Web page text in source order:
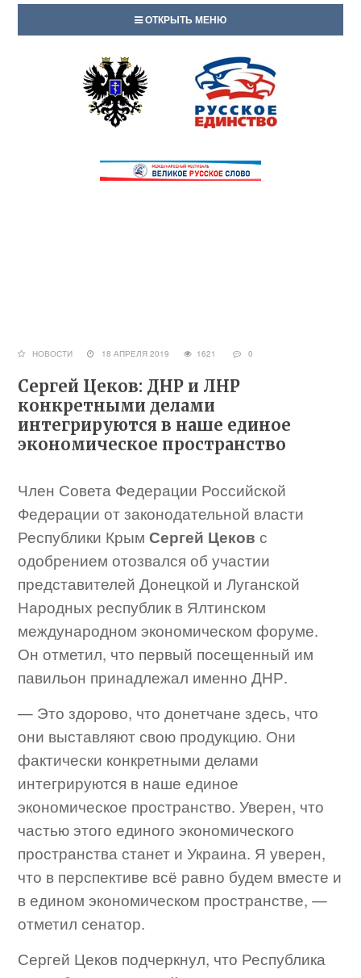
ОТКРЫТЬ МЕНЮ
НОВОСТИ 18 АПРЕЛЯ 2019 1621 0
Сергей Цеков: ДНР и ЛНР
конкретными делами
интегрируются в наше единое
экономическое пространство
Член Совета Федерации Российской
Федерации от законодательной власти
Республики КрымСергей Цеков с
одобрением отозвался об участии
представителей Донецкой и Луганской
Народных республик в Ялтинском
международном экономическом форуме.
Он отметил, что первый посещенный им
павильон принадлежал именно ДНР.
— Это здорово, что донетчане здесь, что
они выставляют свою продукцию. Они
фактически конкретными делами
интегрируются в наше единое
экономическое пространство. Уверен, что
частью этого единого экономического
пространства станет и Украина. Я уверен,
что в перспективе всё равно будем вместе и
в едином экономическом пространстве, —
отметил сенатор.
Сергей Цеков подчеркнул, что Республика